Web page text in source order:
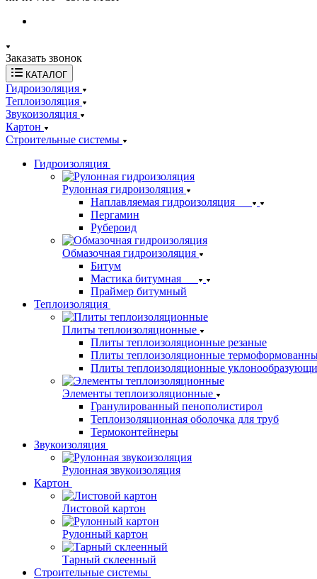
Заказать звонок
КАТАЛОГ
Гидроизоляция
Теплоизоляция
Звукоизоляция
Картон
Строительные системы
Гидроизоляция
Рулонная гидроизоляция
Наплавляемая гидроизоляция
Пергамин
Рубероид
Обмазочная гидроизоляция
Битум
Мастика битумная
Праймер битумный
Теплоизоляция
Плиты теплоизоляционные
Плиты теплоизоляционные резаные
Плиты теплоизоляционные
Плиты теплоизоляционные
Элементы теплоизоляционные
Гранулированный пенополистирол
Теплоизоляционная оболочка для труб
Термоконтейнеры
Звукоизоляция
Рулонная звукоизоляция
Картон
Листовой картон
Рулонный картон
Тарный склеенный
Строительные системы